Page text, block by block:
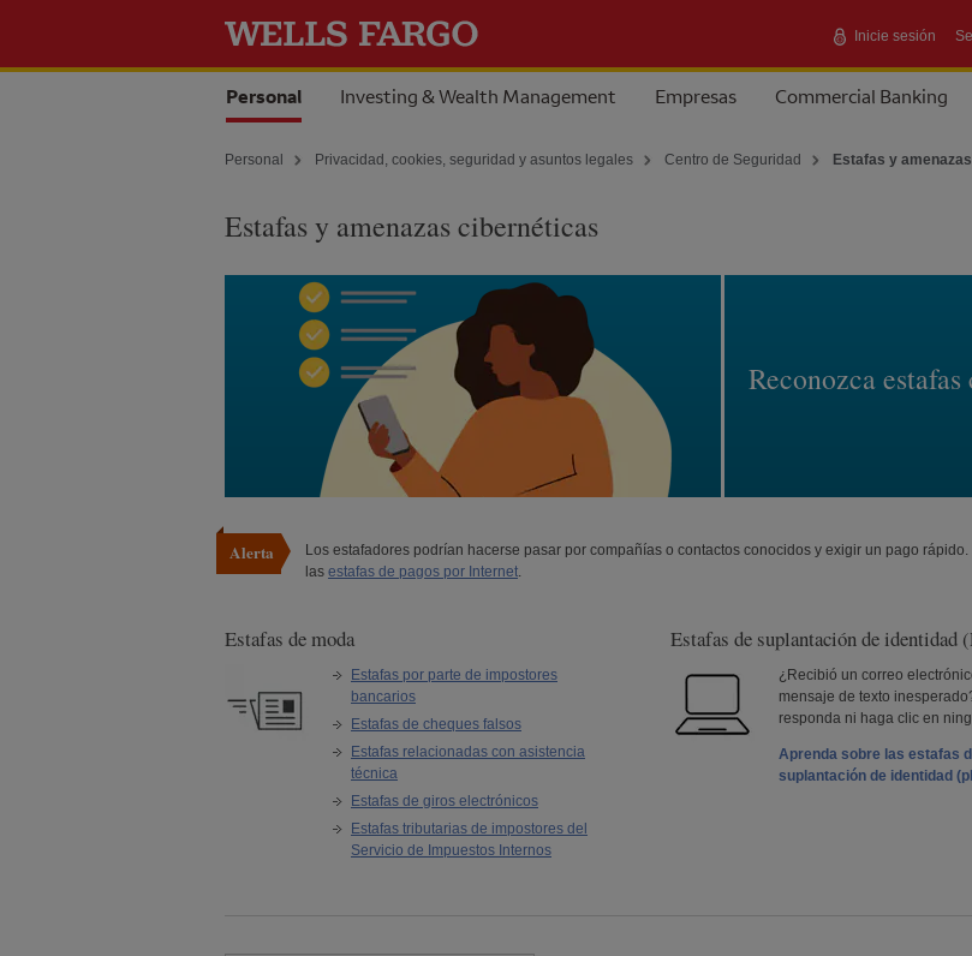
Inicie sesión
Seleccionada
Personal Investing & Wealth Management Empresas Commercial Banking
Personal Privacidad, cookies, seguridad y asuntos legales Centro de Seguridad Estafas y
Estafas y amenazas cibernéticas
Reconozca estafas
Alerta
Los estafadores podrían hacerse pasar por compañías o contactos conocidos y exigir un pago
las estafas de pagos por Internet.
Estafas de moda
Estafas por parte de impostores
bancarios
Estafas de cheques falsos
Estafas relacionadas con asistencia
técnica
Estafas de giros electrónicos
Estafas tributarias de impostores del
Servicio de Impuestos Internos
Estafas de suplantación de identidad (
¿Recibió un correo
mensaje de texto
responda ni haga clic en
Aprenda sobre las estafas
suplantación de identidad (